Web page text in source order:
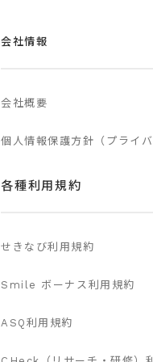
会社情報
会社概要
個人情報保護方針（プライバ
各種利用規約
せきなび利用規約
Smile ボーナス利用規約
ASQ利用規約